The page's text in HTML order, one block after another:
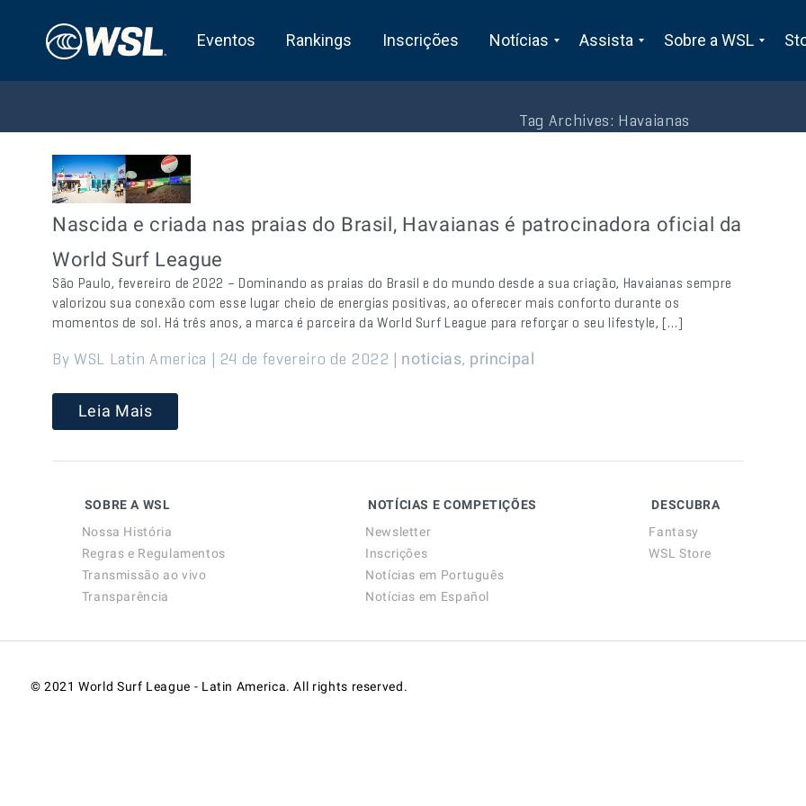
Eventos Rankings Inscrições Notícias Assista Sobre a WSL
Tag Archives: Havaianas
Nascida e criada nas praias do Brasil, Havaianas é patrocinadora oficial da
World Surf League
São Paulo, fevereiro de 2022 – Dominando as praias do Brasil e do mundo desde a sua criação, Havaianas sempre
valorizou sua conexão com esse lugar cheio de energias positivas, ao oferecer mais conforto durante os
momentos de sol. Há três anos, a marca é parceira da World Surf League para reforçar o seu lifestyle, […]
By WSL Latin America | 24 de fevereiro de 2022 | noticias, principal
Leia Mais
SOBRE A WSL
Nossa História
Regras e Regulamentos
Transmissão ao vivo
Transparência
NOTÍCIAS E COMPETIÇÕES
Newsletter
Inscrições
Notícias em Português
Notícias em Español
DESCUBRA
Fantasy
WSL Store
© 2021 World Surf League - Latin America. All rights reserved.